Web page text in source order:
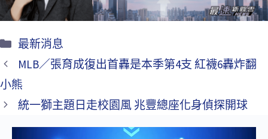
最新消息
MLB／張育成復出首轟是本季第4支 紅襪6轟炸翻
小熊
統一獅主題日走校園風 兆豐總座化身偵探開球